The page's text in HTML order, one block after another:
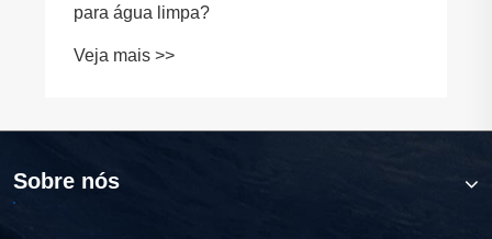
para água limpa?
Veja mais >>
Sobre nós